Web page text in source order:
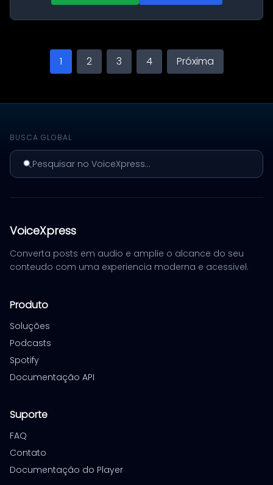
1 2 3 4 Próxima
BUSCA GLOBAL
Pesquisar no VoiceXpress...
VoiceXpress
Converta posts em audio e amplie o alcance do seu
conteudo com uma experiencia moderna e acessivel.
Produto
Soluções
Podcasts
Spotify
Documentação API
Suporte
FAQ
Contato
Documentação do Player